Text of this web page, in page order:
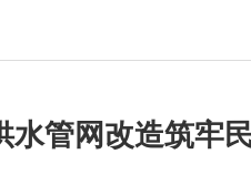
水管网改造筑牢